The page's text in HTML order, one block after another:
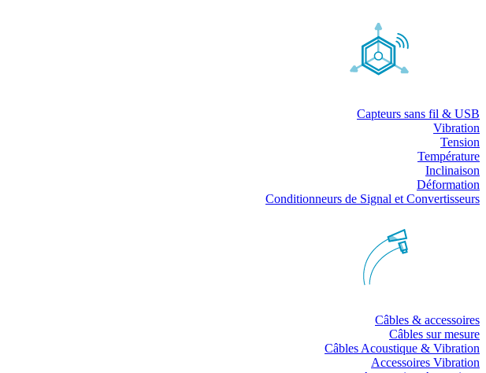
Capteurs sans fil & USB
Vibration
Tension
Température
Inclinaison
Déformation
Conditionneurs de Signal et Convertisseurs
Câbles & accessoires
Câbles sur mesure
Câbles Acoustique & Vibration
Accessoires Vibration